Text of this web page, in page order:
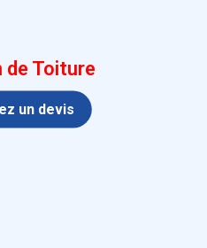
de Toiture
un devis